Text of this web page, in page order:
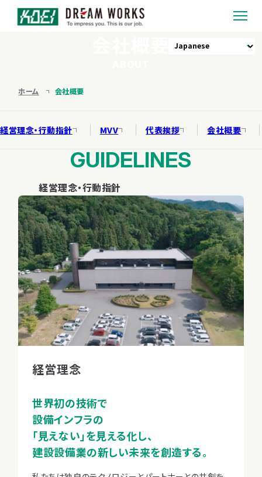
サービス紹介
配管探査ロボット
漏水診断システム
「音とりくん」
配管調査・点検・工事
事業成長支援
調査・工事実績
会社概要
採用情報
資料請求 お問い合わせ
ホーム 会社概要
経営理念・行動指針 MVV 代表挨拶 会社概要
GUIDELINES
経営理念・行動指針
経営理念
世界初の技術で
設備インフラの
「見えない」を見える化し、
建設設備業の新しい未来を創造する。